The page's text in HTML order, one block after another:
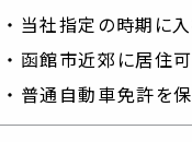
・当社指定の時期
・函館市近郊に居
・普通自動車免許